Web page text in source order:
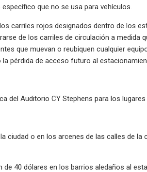
que no se usa para vehículos.
carriles rojos designados dentro de los
de los carriles de circulación a medida
que muevan o reubiquen cualquier
pérdida de acceso futuro al
del Auditorio CY Stephens para los
ciudad o en los arcenes de las calles de
40 dólares en los barrios aledaños al